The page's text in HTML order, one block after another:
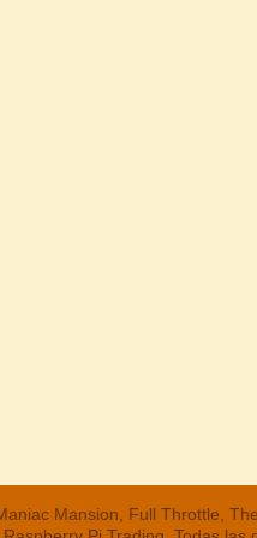
Mansion, Full Throttle,